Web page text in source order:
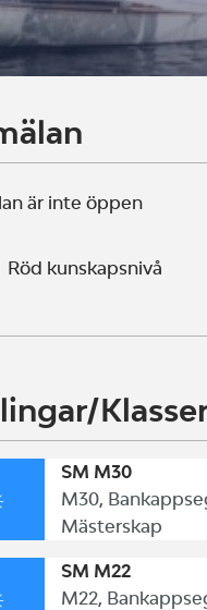
är inte öppen
Röd kunskapsnivå
SM M30
M30,
Mästerskap
SM M22
M22,